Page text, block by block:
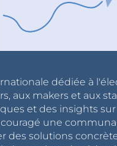
dédiée à
aux makers et aux
et des insights
une
des solutions